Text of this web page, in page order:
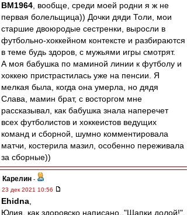
BM1964 , вообще, среди моей родни я ж не
первая болельщица)) Дочки дяди Толи, мои
старшие двоюродые сестренки, выросли в
футбольно-хоккейном контексте и разбираются
в теме будь здоров, с мужьями игры смотрят.
А моя бабушка по маминой линии к футболу и
хоккею пристрастилась уже на пенсии. Я
мелкая была, когда она умерла, но дядя
Слава, мамин брат, с восторгом мне
рассказывал, как бабушка знала наперечет
всех футболистов и хоккеистов ведущих
команд и сборной, шумно комментировала
матчи, костерила мазил, особенно переживала
за сборные))
Карелин -
23 дек 2021 10:56
Ehidna
Юлия, как здоровско написано.."Шапки долой!",